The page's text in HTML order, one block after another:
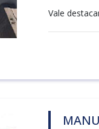
Vale